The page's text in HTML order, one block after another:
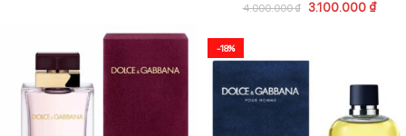
4.000.000₫ 3.100.000 ₫
-18%